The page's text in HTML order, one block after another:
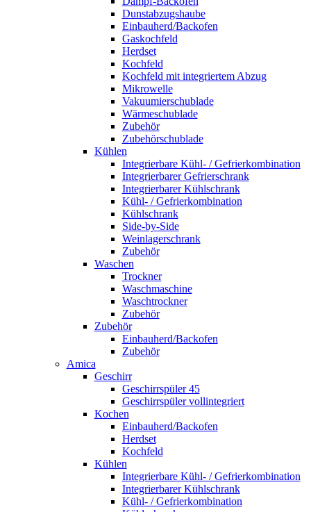
Dunstabzugshaube
Einbauherd/Backofen
Gaskochfeld
Herdset
Kochfeld
Kochfeld mit integriertem Abzug
Mikrowelle
Vakuumierschublade
Wärmeschublade
Zubehör
Zubehörschublade
Kühlen
Integrierbare Kühl- / Gefrierkombination
Integrierbarer Gefrierschrank
Integrierbarer Kühlschrank
Kühl- / Gefrierkombination
Kühlschrank
Side-by-Side
Weinlagerschrank
Zubehör
Waschen
Trockner
Waschmaschine
Waschtrockner
Zubehör
Zubehör
Einbauherd/Backofen
Zubehör
Amica
Geschirr
Geschirrspüler 45
Geschirrspüler vollintegriert
Kochen
Einbauherd/Backofen
Herdset
Kochfeld
Kühlen
Integrierbare Kühl- / Gefrierkombination
Integrierbarer Kühlschrank
Kühl- / Gefrierkombination